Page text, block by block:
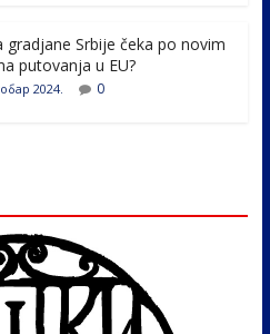
gradjane Srbije čeka po novim
putovanja u EU?
2024. 0